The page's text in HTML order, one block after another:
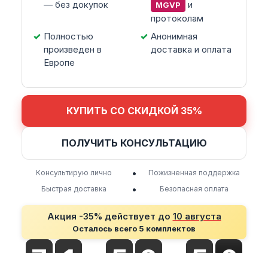
— без докупок MGVP
и
протоколам
Полностью
произведен в
Европе
Анонимная
доставка и оплата
КУПИТЬ СО СКИДКОЙ 35%
ПОЛУЧИТЬ КОНСУЛЬТАЦИЮ
Консультирую лично •
Пожизненная поддержка
Быстрая доставка
• Безопасная оплата
Акция -35% действует до 10 августа
Осталось всего 5 комплектов